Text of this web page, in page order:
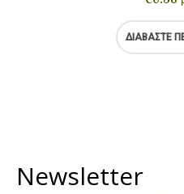
ΔΙΑΒΆΣΤΕ
Newsletter